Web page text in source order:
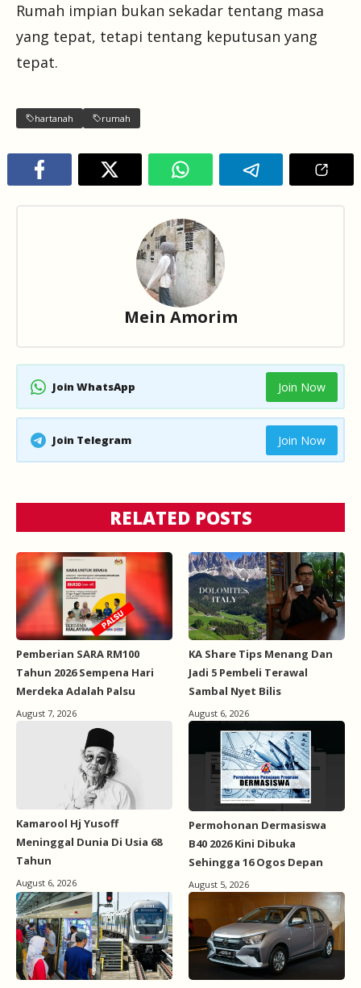
Rumah impian bukan sekadar tentang masa
yang tepat, tetapi tentang keputusan yang
tepat.
hartanah rumah
Mein Amorim
Join WhatsApp Join Now
Join Telegram Join Now
RELATED POSTS
Pemberian SARA RM100
Tahun 2026 Sempena Hari
Merdeka Adalah Palsu
August 7, 2026
KA Share Tips Menang Dan
Jadi 5 Pembeli Terawal
Sambal Nyet Bilis
August 6, 2026
Kamarool Hj Yusoff
Meninggal Dunia Di Usia 68
Tahun
August 6, 2026
Permohonan Dermasiswa
B40 2026 Kini Dibuka
Sehingga 16 Ogos Depan
August 5, 2026